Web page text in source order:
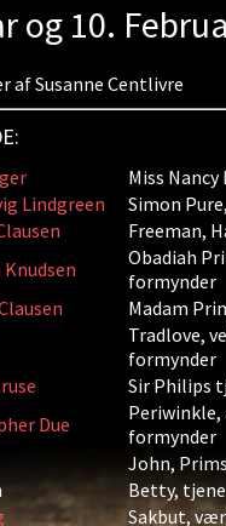
og 10.
af Susanne Centlivre
Miss Nancy
Lindgreen
Simon
Freeman,
Obadiah
formynder
Madam
Tradlove,
formynder
Sir Philips
Due
Periwinkle,
formynder
John,
Betty,
Sakbut,